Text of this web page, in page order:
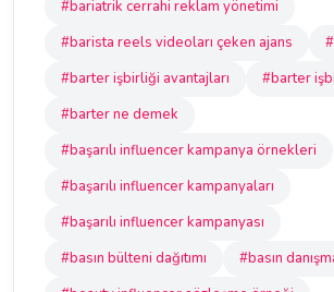
#bariatrik cerrahi reklam yönetimi
#barista reels videoları çeken ajans
#barter işbirliği avantajları
#barter
#barter ne demek
#başarılı influencer kampanya örnekleri
#başarılı influencer kampanyaları
#başarılı influencer kampanyası
#basın bülteni dağıtımı
#basın